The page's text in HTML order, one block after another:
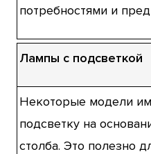
потребностями и
Лампы с подсветкой
Некоторые модели
подсветку на
столба. Это полезно